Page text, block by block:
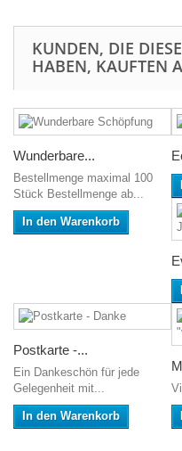
KUNDEN, DIE
HABEN, KAUFTEN
Wunderbare...
Bestellmenge maximal 100
Stück Bestellmenge ab...
In den Warenkorb
Postkarte -...
Ein Dankeschön für jede
Gelegenheit mit...
In den Warenkorb